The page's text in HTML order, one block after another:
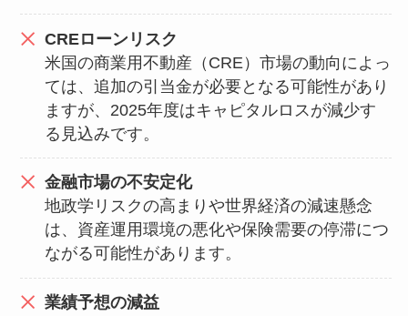
CREローンリスク
米国の商業用不動産（CRE）市場の動向によっ
ては、追加の引当金が必要となる可能性があり
ますが、2025年度はキャピタルロスが減少す
る見込みです。
金融市場の不安定化
地政学リスクの高まりや世界経済の減速懸念
は、資産運用環境の悪化や保険需要の停滞につ
ながる可能性があります。
業績予想の減益